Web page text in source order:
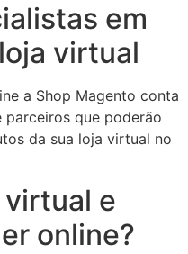
em
virtual
a Shop Magento conta
que poderão
da sua loja virtual no
e
online?